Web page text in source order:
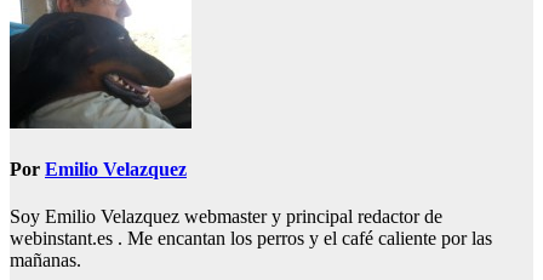
Por Emilio Velazquez
Soy Emilio Velazquez webmaster y principal redactor de
webinstant.es . Me encantan los perros y el café caliente por las
mañanas.